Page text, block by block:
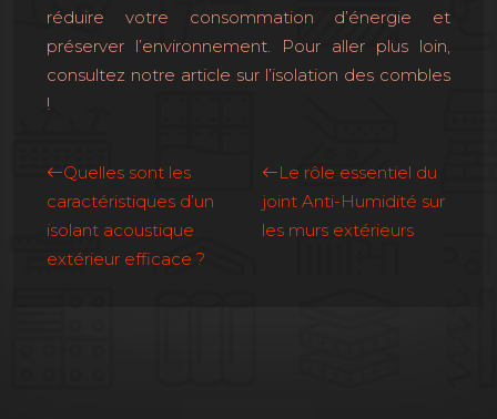
réduire votre consommation d’énergie et
préserver l’environnement. Pour aller plus loin,
consultez notre article sur l’isolation des combles
!
Quelles sont les
caractéristiques d’un
isolant acoustique
extérieur efficace ?
Le rôle essentiel du
joint Anti-Humidité sur
les murs extérieurs